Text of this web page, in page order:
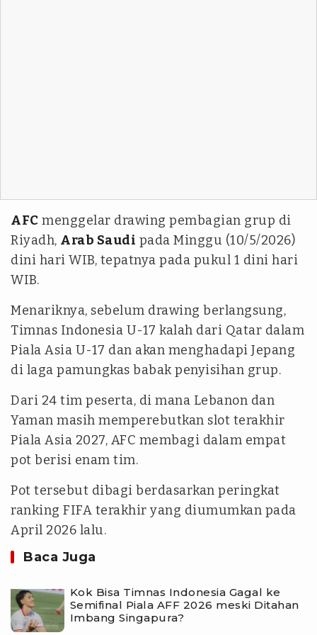
AFC menggelar drawing pembagian grup di
Riyadh, Arab Saudi pada Minggu (10/5/2026)
dini hari WIB, tepatnya pada pukul 1 dini hari
WIB.
Menariknya, sebelum drawing berlangsung,
Timnas Indonesia U-17 kalah dari Qatar dalam
Piala Asia U-17 dan akan menghadapi Jepang
di laga pamungkas babak penyisihan grup.
Dari 24 tim peserta, di mana Lebanon dan
Yaman masih memperebutkan slot terakhir
Piala Asia 2027, AFC membagi dalam empat
pot berisi enam tim.
Pot tersebut dibagi berdasarkan peringkat
ranking FIFA terakhir yang diumumkan pada
April 2026 lalu.
Baca Juga
Kok Bisa Timnas Indonesia Gagal ke
Semifinal Piala AFF 2026 meski Ditahan
Imbang Singapura?